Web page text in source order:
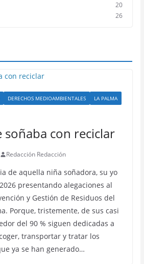
20
26
DERECHOS MEDIOAMBIENTALES
LA PALMA
soñaba con reciclar
Redacción Redacción
de aquella niña soñadora, su yo
presentando alegaciones al
y Gestión de Residuos del
Porque, tristemente, de sus casi
del 90 % siguen dedicadas a
transportar y tratar los
ya se han generado…